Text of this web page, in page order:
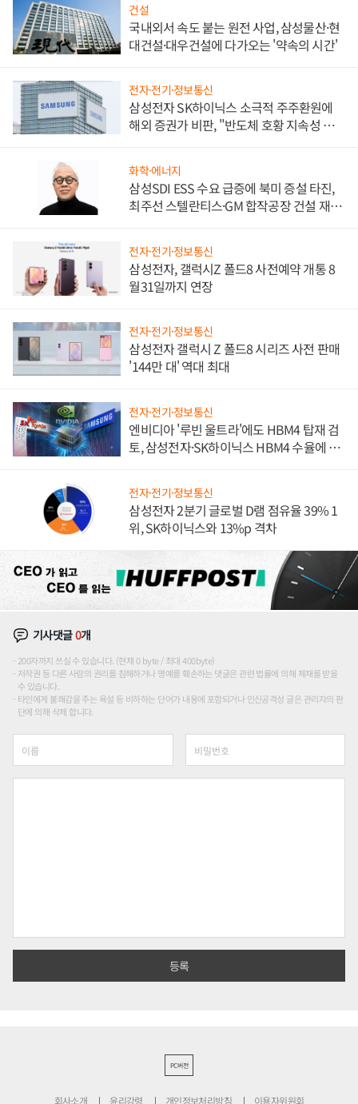
건설
국내외서 속도 붙는 원전 사업, 삼성물산·현
대건설·대우건설에 다가오는 '약속의 시간'
전자·전기·정보통신
삼성전자 SK하이닉스 소극적 주주환원에
해외 증권가 비판, "반도체 호황 지속성 의
화학·에너지
삼성SDI ESS 수요 급증에 북미 증설 타진,
최주선 스텔란티스·GM 합작공장 건설 재추
전자·전기·정보통신
삼성전자, 갤럭시Z 폴드8 사전예약 개통 8
월31일까지 연장
전자·전기·정보통신
삼성전자 갤럭시 Z 폴드8 시리즈 사전 판매
'144만 대' 역대 최대
전자·전기·정보통신
엔비디아 '루빈 울트라'에도 HBM4 탑재 검
토, 삼성전자·SK하이닉스 HBM4 수율에 주
전자·전기·정보통신
삼성전자 2분기 글로벌 D램 점유율 39% 1
위, SK하이닉스와 13%p 격차
기사댓글0개
200자까지 쓰실 수 있습니다. (현재 0 byte / 최대 400byte)
저작권 등 다른 사람의 권리를 침해하거나 명예를 훼손하는 댓글은 관련 법률에 의해 제재를 받을
수 있습니다.
타인에게 불쾌감을 주는 욕설 등 비하하는 단어가 내용에 포함되거나 인신공격성 글은 관리자의 판
단에 의해 삭제 합니다.
PC버전
회사소개 윤리강령 개인정보처리방침 이용자위원회